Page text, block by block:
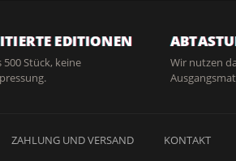
EDITIONEN
500 Stück, keine
Wir nutzen
ZAHLUNG UND VERSAND KONTAKT